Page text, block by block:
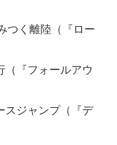
つく離陸（『ロー
（『フォールアウ
スジャンプ（『デ